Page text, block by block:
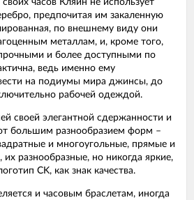
часов Кляйн не использует
предпочитая им закаленную
по внешнему виду они
металлам, и, кроме того,
и более доступными по
ведь именно ему
на подиумы мира джинсы, до
рабочей одеждой.
своей элегантной сдержанности и
большим разнообразием форм –
и многоугольные, прямые и
разнообразные, но никогда яркие,
CK, как знак качества.
и часовым браслетам, иногда